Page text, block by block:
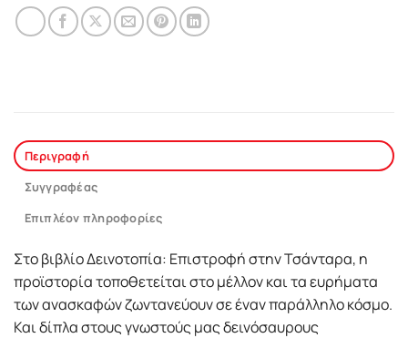
Περιγραφή
Συγγραφέας
Επιπλέον πληροφορίες
Στο βιβλίο Δεινοτοπία: Επιστροφή στην Τσάνταρα, η
προϊστορία τοποθετείται στο μέλλον και τα ευρήματα
των ανασκαφών ζωντανεύουν σε έναν παράλληλο κόσμο.
Και δίπλα στους γνωστούς μας δεινόσαυρους